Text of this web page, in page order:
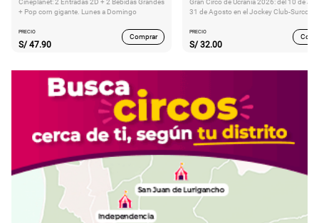
+ Pop corn gigante. Lunes a Domingo
PRECIO
S/ 47.90
Comprar
31 de Agosto en el Jockey Club-Surco
PRECIO
S/ 32.00